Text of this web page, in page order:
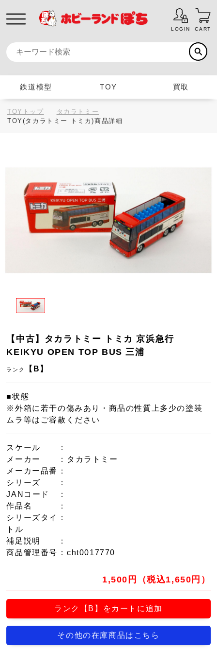
LOGIN CART
鉄道模型 TOY 買取
TOYトップ
タカラトミー
TOY(タカラトミー トミカ)商品詳細
【中古】タカラトミー トミカ 京浜急行
KEIKYU OPEN TOP BUS 三浦
ランク 【B】
■状態
※外箱に若干の傷みあり・商品の性質上多少の塗装
ムラ等はご容赦ください
スケール
：
メーカー
：タカラトミー
メーカー品番
：
シリーズ
：
JANコード
：
作品名
：
シリーズタイ
トル
：
補足説明
：
商品管理番号 ：cht0017770
1,500円（税込1,650円）
ランク【B】をカートに追加
その他の在庫商品はこちら